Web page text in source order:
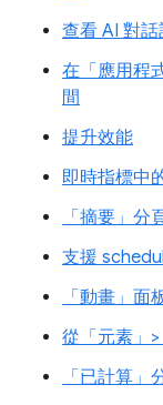
查看 AI 對
在「應用程
間
提升效能
即時指標中
「摘要」分
支援
「動畫」面
從「元素」>
「已計算」